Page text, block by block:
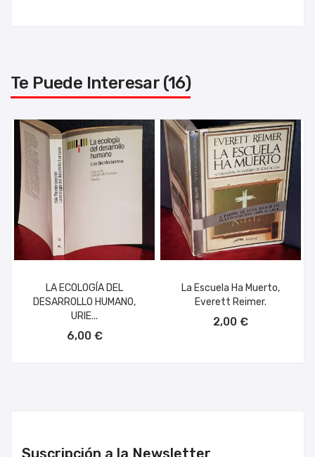
Te Puede Interesar (16)
LA ECOLOGÍA DEL
DESARROLLO HUMANO,
URIE...
6,00 €
La Escuela Ha Muerto,
Everett Reimer.
2,00 €
Suscripción a la Newsletter